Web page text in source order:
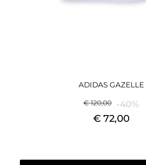
ADIDAS GAZELLE
€ 120,00 -40%
€ 72,00